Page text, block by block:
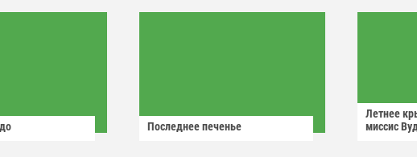
Последнее печенье
Летнее
миссис